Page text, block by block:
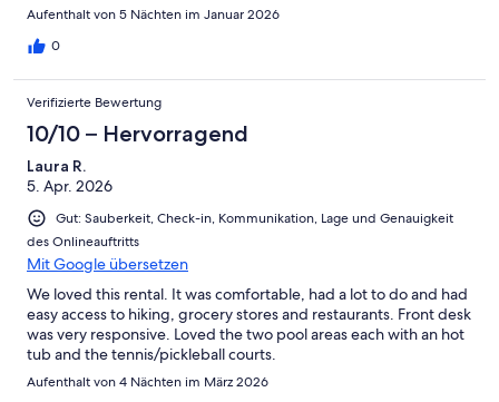
Aufenthalt von 5 Nächten im Januar 2026
0
Verifizierte Bewertung
10/10 – Hervorragend
Laura R.
5. Apr. 2026
Gut: Sauberkeit, Check-in, Kommunikation, Lage und Genauigkeit
des Onlineauftritts
Mit Google übersetzen
We loved this rental. It was comfortable, had a lot to do and had
easy access to hiking, grocery stores and restaurants. Front desk
was very responsive. Loved the two pool areas each with an hot
tub and the tennis/pickleball courts.
Aufenthalt von 4 Nächten im März 2026